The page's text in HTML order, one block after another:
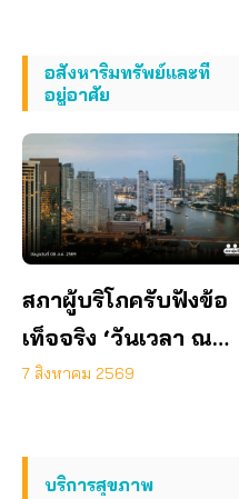
อสังหาริมทรัพย์และที่
อยู่อาศัย
สภาผู้บริโภครับฟังข้อ
เท็จจริง ‘วันเวลา ณ
เจ้าพระยา’ ยืนยันมีถนน
7 สิงหาคม 2569
บริการสุขภาพ